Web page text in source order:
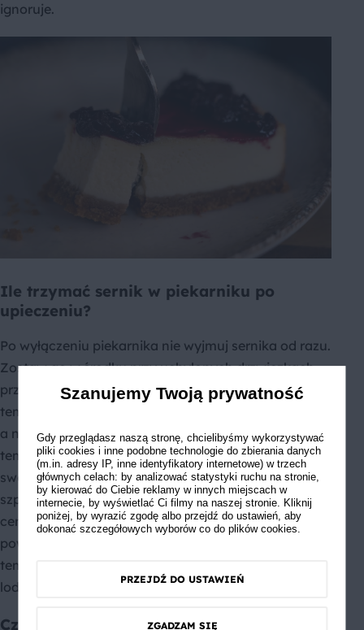
ignoruje.
Ile trzymać sernik w piekarniku po
upieczeniu?
Po wyłączeniu piekarnika nie wyjmuj sernika od razu.
Zostaw go w środku przy uchylonych drzwiczkach
przez co najmniej30–60 minut. Dzięki temu
temperatura wewnątrz ciasta obniża się stopniowo,
a nie gwałtownie. To właśnie ten powolny spadek
temperatury decyduje o tym, czy sernik zachowa
swój kształt. Możesz uchylić drzwiczki, wkładając w
szparę drewnianą łyżkę – wystarczy kilka
centymetrów przestrzeni, żeby ciepłe powietrze
powoli uciekało. Dopiero gdy sernik osiągnie
temperaturę zbliżoną do pokojowej, przenoś go do
lodówki.
Czy można zostawić sernik w piekarniku
Szanujemy Twoją prywatność
Gdy przeglądasz naszą stronę, chcielibyśmy wykorzystywać
pliki cookies i inne podobne technologie do zbierania danych
(m.in. adresy IP, inne identyfikatory internetowe) w trzech
głównych celach: by analizować statystyki ruchu na stronie,
by kierować do Ciebie reklamy w innych miejscach w
internecie, by wyświetlać Ci filmy na naszej stronie. Kliknij
poniżej, by wyrazić zgodę albo przejdź do ustawień, aby
dokonać szczegółowych wyborów co do plików cookies.
PRZEJDŹ DO USTAWIEŃ
ZGADZAM SIĘ